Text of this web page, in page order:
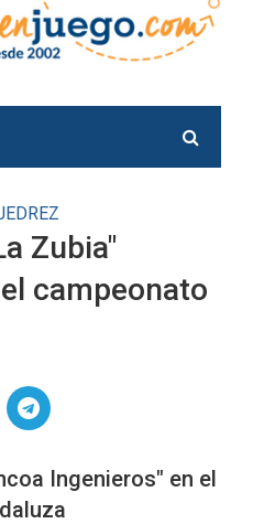
Zubia"
campeonato
Ingenieros" en el